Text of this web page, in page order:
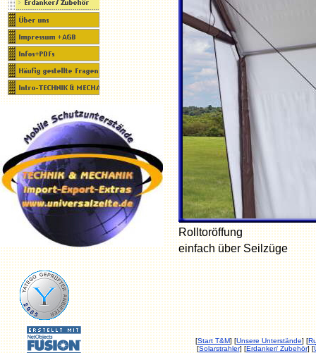
Rolltoröffung
einfach über Seilzüge
[Start T&M] [Unsere Unterstände] [
[Solarstrahler] [Erdanker/ Zubehör] [